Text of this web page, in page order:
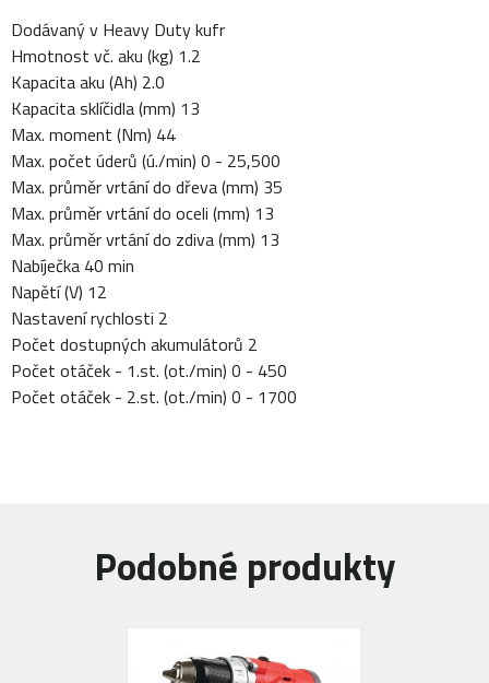
Dodávaný v Heavy Duty kufr
Hmotnost vč. aku (kg) 1.2
Kapacita aku (Ah) 2.0
Kapacita sklíčidla (mm) 13
Max. moment (Nm) 44
Max. počet úderů (ú./min) 0 - 25,500
Max. průměr vrtání do dřeva (mm) 35
Max. průměr vrtání do oceli (mm) 13
Max. průměr vrtání do zdiva (mm) 13
Nabíječka 40 min
Napětí (V) 12
Nastavení rychlosti 2
Počet dostupných akumulátorů 2
Počet otáček - 1.st. (ot./min) 0 - 450
Počet otáček - 2.st. (ot./min) 0 - 1700
Podobné produkty